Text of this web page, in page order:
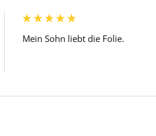
Mein Sohn liebt die Folie.